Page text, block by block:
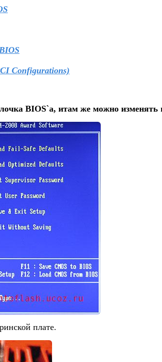
Configurations)
BIOS`а, итам же можно изменять
плате.